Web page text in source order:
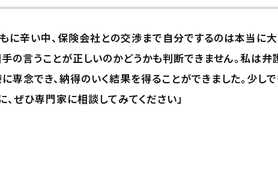
に辛い中、保険会社との交渉まで自分でするのは本当に
の言うことが正しいのかどうかも判断できません。私は
に専念でき、納得のいく結果を得ることができました。少し
、ぜひ専門家に相談してみてください」